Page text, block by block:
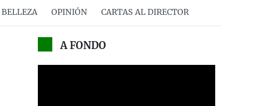
OPINIÓN CARTAS AL DIRECTOR
A FONDO